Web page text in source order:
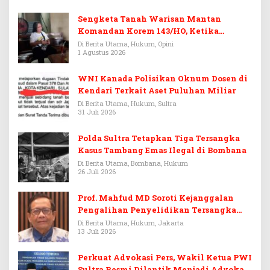
Sengketa Tanah Warisan Mantan
Komandan Korem 143/HO, Ketika
Warisan Menjadi Arena Pemerasan
Di Berita Utama, Hukum, Opini
1 Agustus 2026
WNI Kanada Polisikan Oknum Dosen di
Kendari Terkait Aset Puluhan Miliar
Di Berita Utama, Hukum, Sultra
31 Juli 2026
Polda Sultra Tetapkan Tiga Tersangka
Kasus Tambang Emas Ilegal di Bombana
Di Berita Utama, Bombana, Hukum
26 Juli 2026
Prof. Mahfud MD Soroti Kejanggalan
Pengalihan Penyelidikan Tersangka
Febrie Adriansyah
Di Berita Utama, Hukum, Jakarta
13 Juli 2026
Perkuat Advokasi Pers, Wakil Ketua PWI